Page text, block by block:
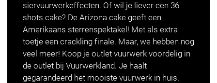
siervuurwerkeffecten. Of wil je liever een 36
shots cake? De Arizona cake geeft een
Amerikaans sterrenspektakel! Met als extra
toetje een crackling finale. Maar, we hebben nog
veel meer! Koop je outlet vuurwerk voordelig in
de outlet bij Vuurwerkland. Je haalt
gegarandeerd het mooiste vuurwerk in huis.